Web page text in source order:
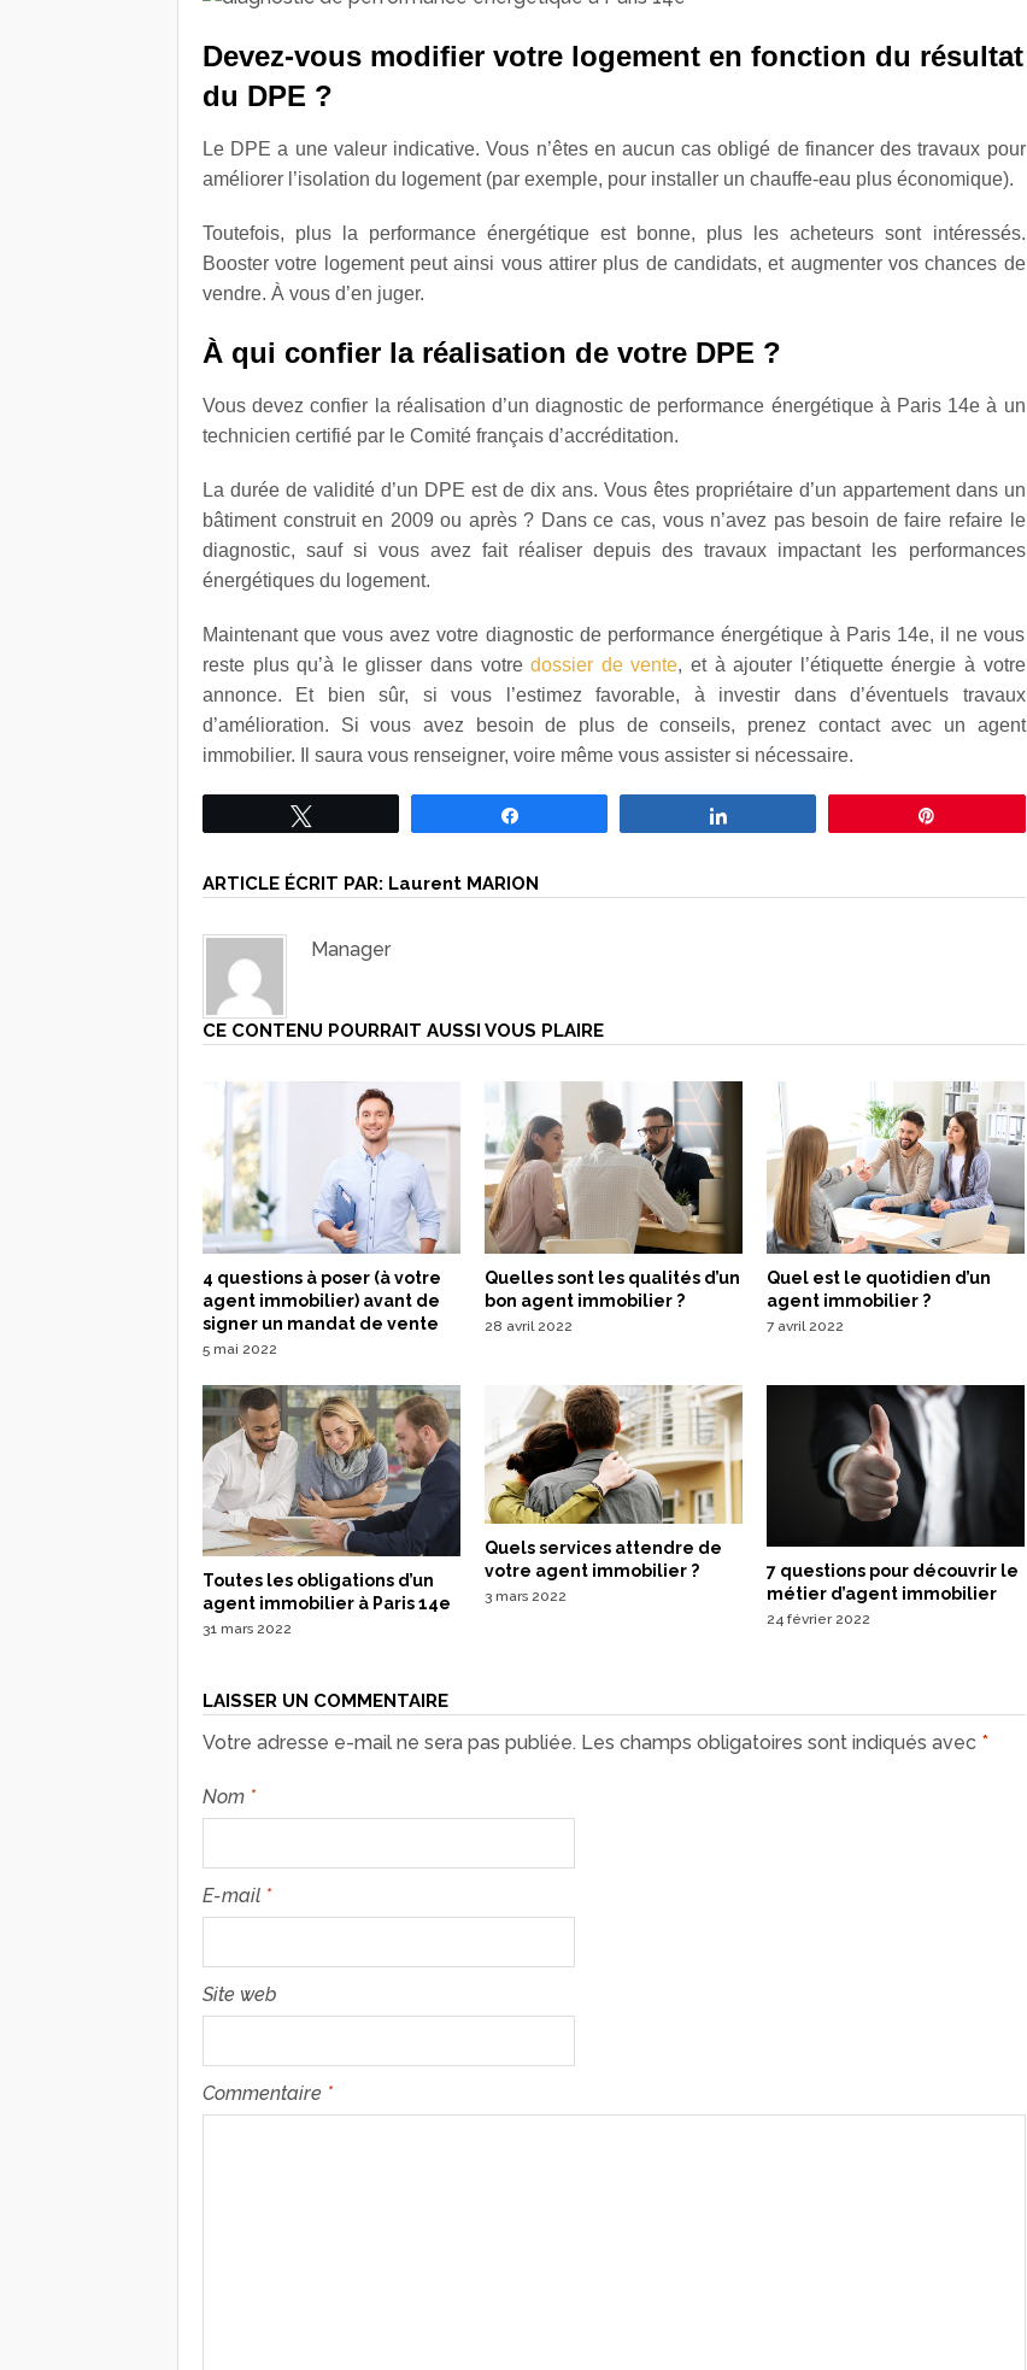
Devez-vous modifier votre logement en fonction du résultat
du DPE ?
Le DPE a une valeur indicative. Vous n’êtes en aucun cas obligé de financer des travaux pour
améliorer l’isolation du logement (par exemple, pour installer un chauffe-eau plus économique).
Toutefois, plus la performance énergétique est bonne, plus les acheteurs sont intéressés.
Booster votre logement peut ainsi vous attirer plus de candidats, et augmenter vos chances de
vendre. À vous d’en juger.
À qui confier la réalisation de votre DPE ?
Vous devez confier la réalisation d’un diagnostic de performance énergétique à Paris 14e à un
technicien certifié par le Comité français d’accréditation.
La durée de validité d’un DPE est de dix ans. Vous êtes propriétaire d’un appartement dans un
bâtiment construit en 2009 ou après ? Dans ce cas, vous n’avez pas besoin de faire refaire le
diagnostic, sauf si vous avez fait réaliser depuis des travaux impactant les performances
énergétiques du logement.
Maintenant que vous avez votre diagnostic de performance énergétique à Paris 14e, il ne vous
reste plus qu’à le glisser dans votredossier de vente, et à ajouter l’étiquette énergie à votre
annonce. Et bien sûr, si vous l’estimez favorable, à investir dans d’éventuels travaux
d’amélioration. Si vous avez besoin de plus de conseils, prenez contact avec un agent
immobilier. Il saura vous renseigner, voire même vous assister si nécessaire.
ARTICLE ÉCRIT PAR: Laurent MARION
Manager
CE CONTENU POURRAIT AUSSI VOUS PLAIRE
4 questions à poser (à votre
agent immobilier) avant de
signer un mandat de vente
5 mai 2022
Quelles sont les qualités d’un
bon agent immobilier ?
28 avril 2022
Quel est le quotidien d’un
agent immobilier ?
7 avril 2022
Toutes les obligations d’un
agent immobilier à Paris 14e
31 mars 2022
Quels services attendre de
votre agent immobilier ?
3 mars 2022
7 questions pour découvrir le
métier d’agent immobilier
24 février 2022
LAISSER UN COMMENTAIRE
Votre adresse e-mail ne sera pas publiée. Les champs obligatoires sont indiqués avec *
Nom *
E-mail *
Site web
Commentaire *